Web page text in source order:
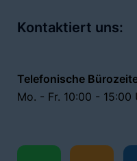
Kontaktiert uns:
Telefonische
Mo. - Fr. 10:00 - 15:00